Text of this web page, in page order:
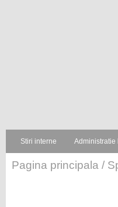
Stiri interne Administratie
Pagina principala /